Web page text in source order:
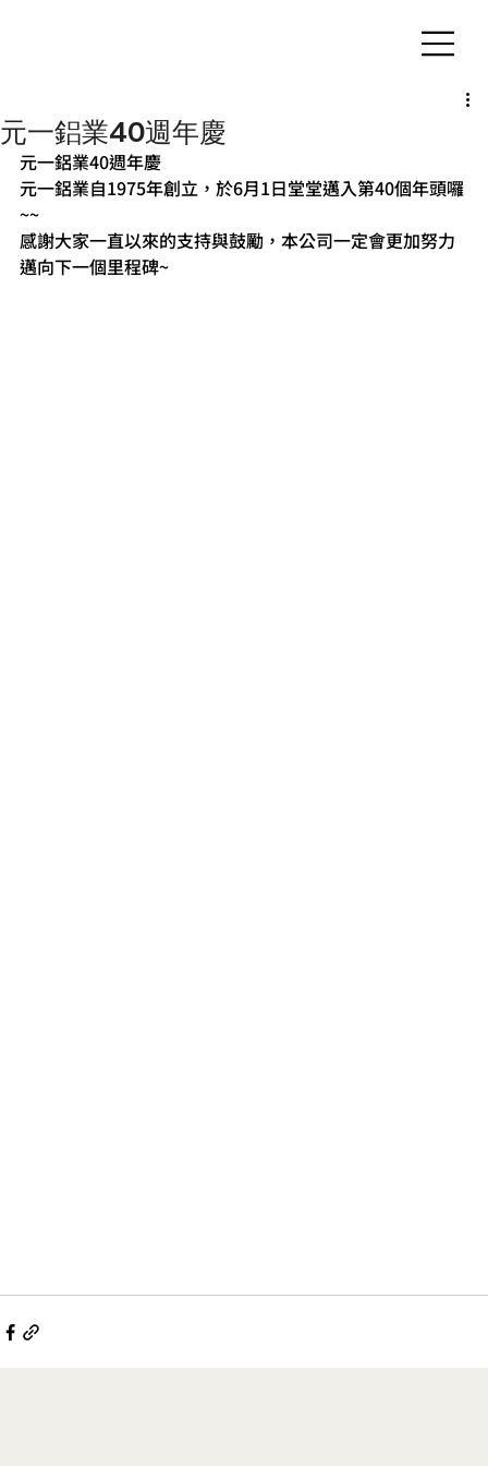
客製化鋁擠型｜氣密窗
元一鋁業40週年慶
元一鋁業40週年慶
元一鋁業自1975年創立，於6月1日堂堂邁入第40個年頭囉
~~
感謝大家一直以來的支持與鼓勵，本公司一定會更加努力
邁向下一個里程碑~